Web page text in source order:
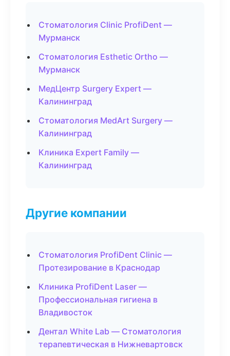
Стоматология Clinic ProfiDent —
Мурманск
Стоматология Esthetic Ortho —
Мурманск
МедЦентр Surgery Expert —
Калининград
Стоматология MedArt Surgery —
Калининград
Клиника Expert Family —
Калининград
Другие компании
Стоматология ProfiDent Clinic —
Протезирование в Краснодар
Клиника ProfiDent Laser —
Профессиональная гигиена в
Владивосток
Дентал White Lab — Стоматология
терапевтическая в Нижневартовск